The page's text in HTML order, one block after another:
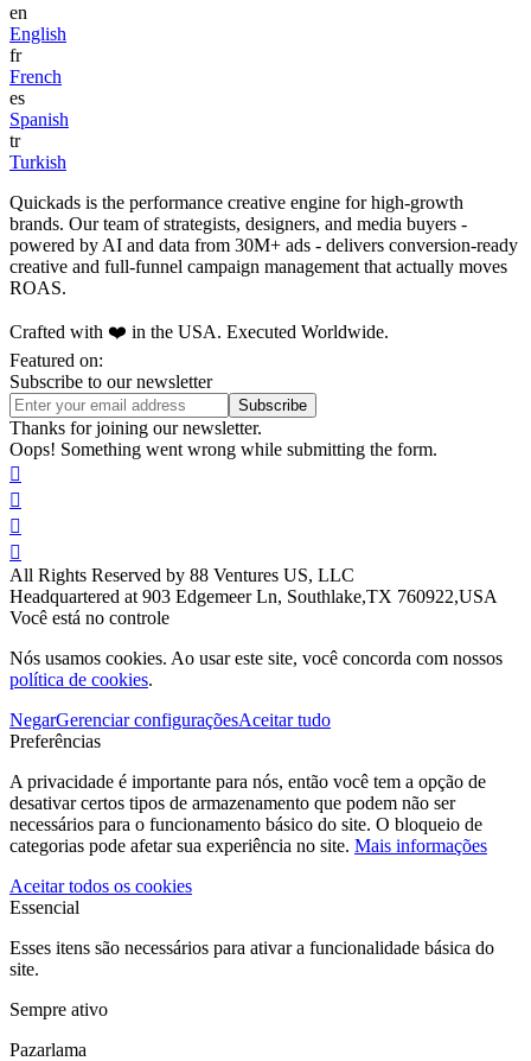
en
English
fr
French
es
Spanish
tr
Turkish
Quickads is the performance creative engine for high-growth
brands. Our team of strategists, designers, and media buyers -
powered by AI and data from 30M+ ads - delivers conversion-ready
creative and full-funnel campaign management that actually moves
ROAS.
Crafted with ❤️ in the USA. Executed Worldwide.
Featured on:
Subscribe to our newsletter
Thanks for joining our newsletter.
Oops! Something went wrong while submitting the form.




All Rights Reserved by 88 Ventures US, LLC
Headquartered at 903 Edgemeer Ln, Southlake,TX 760922,USA
Você está no controle
Nós usamos cookies. Ao usar este site, você concorda com nossos
política de cookies.
NegarGerenciar configuraçõesAceitar tudo
Preferências
A privacidade é importante para nós, então você tem a opção de
desativar certos tipos de armazenamento que podem não ser
necessários para o funcionamento básico do site. O bloqueio de
categorias pode afetar sua experiência no site. Mais informações
Aceitar todos os cookies
Essencial
Esses itens são necessários para ativar a funcionalidade básica do
site.
Sempre ativo
Pazarlama